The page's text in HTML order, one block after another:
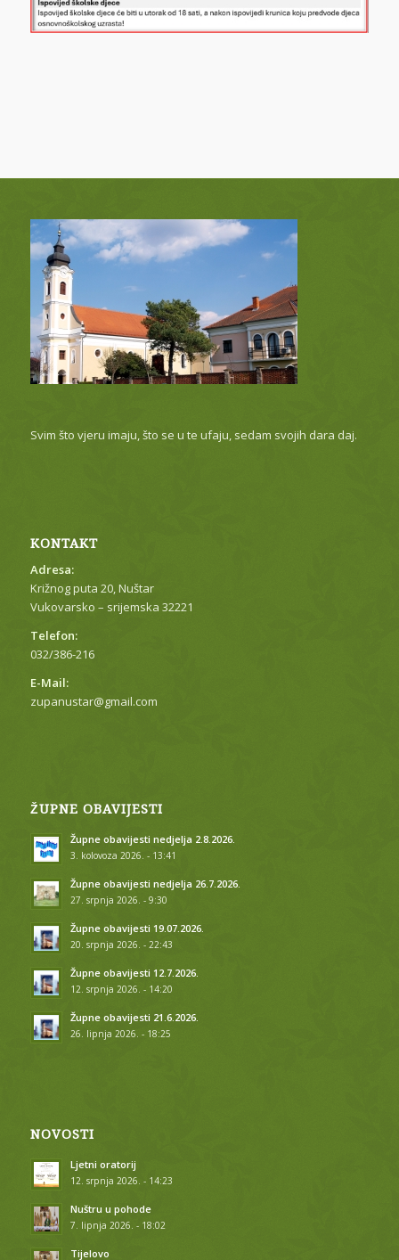
Svim što vjeru imaju, što se u te ufaju, sedam svojih dara daj.
KONTAKT
Adresa:
Križnog puta 20, Nuštar
Vukovarsko – srijemska 32221
Telefon:
032/386-216
E-Mail:
zupanustar@gmail.com
ŽUPNE OBAVIJESTI
Župne obavijesti nedjelja 2.8.2026.
3. kolovoza 2026. - 13:41
Župne obavijesti nedjelja 26.7.2026.
27. srpnja 2026. - 9:30
Župne obavijesti 19.07.2026.
20. srpnja 2026. - 22:43
Župne obavijesti 12.7.2026.
12. srpnja 2026. - 14:20
Župne obavijesti 21.6.2026.
26. lipnja 2026. - 18:25
NOVOSTI
Ljetni oratorij
12. srpnja 2026. - 14:23
Nuštru u pohode
7. lipnja 2026. - 18:02
Tijelovo